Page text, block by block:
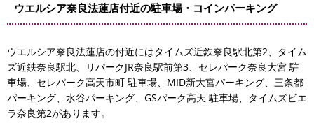
ウエルシア奈良法蓮店付近の駐車場・コインパーキング
ウエルシア奈良法蓮店の付近にはタイムズ近鉄奈良駅北第2、タイム
ズ近鉄奈良駅北、リパークJR奈良駅前第3、セレパーク奈良大宮 駐
車場、セレパーク高天市町 駐車場、MID新大宮パーキング、三条都
パーキング、水谷パーキング、GSパーク高天 駐車場、タイムズビエ
ラ奈良第2があります。